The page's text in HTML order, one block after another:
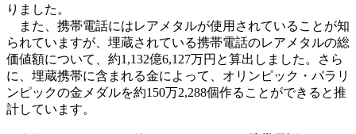
りました。
また、携帯電話にはレアメタルが使用されていることが知
られていますが、埋蔵されている携帯電話のレアメタルの総
価値額について、約1,132億6,127万円と算出しました。さら
に、埋蔵携帯に含まれる金によって、オリンピック・パラリ
ンピックの金メダルを約150万2,288個作ることができると推
計しています。